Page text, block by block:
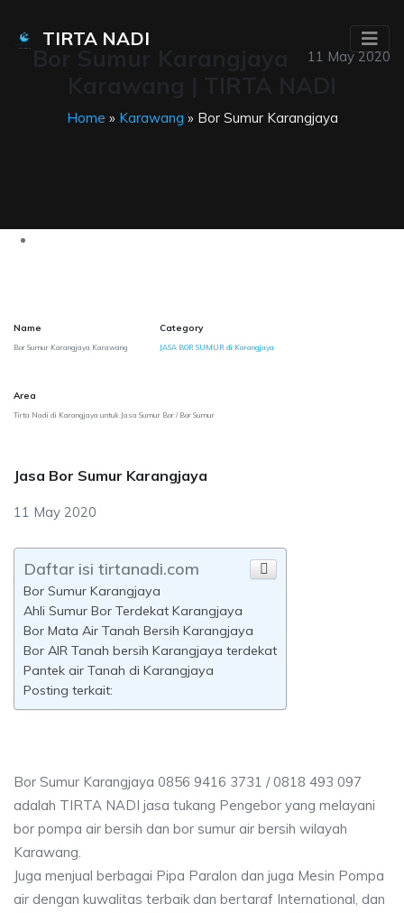
TIRTA NADI
11 May 2020
Home » Karawang » Bor Sumur Karangjaya
Name
Bor Sumur Karangjaya Karawang
Category
JASA BOR SUMUR di Karangjaya
Area
Tirta Nadi di Karangjaya untuk Jasa Sumur Bor / Bor Sumur
Jasa Bor Sumur Karangjaya
11 May 2020
Daftar isi tirtanadi.com
Bor Sumur Karangjaya
Ahli Sumur Bor Terdekat Karangjaya
Bor Mata Air Tanah Bersih Karangjaya
Bor AIR Tanah bersih Karangjaya terdekat
Pantek air Tanah di Karangjaya
Posting terkait:
Bor Sumur Karangjaya 0856 9416 3731 / 0818 493 097
adalah TIRTA NADI jasa tukang Pengebor yang melayani
bor pompa air bersih dan bor sumur air bersih wilayah
Karawang.
Juga menjual berbagai Pipa Paralon dan juga Mesin Pompa
air dengan kuwalitas terbaik dan bertaraf International, dan